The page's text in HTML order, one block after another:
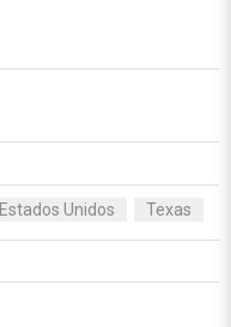
Estados Unidos Texas